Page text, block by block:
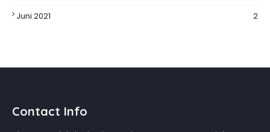
Juni 2021
2
Contact Info